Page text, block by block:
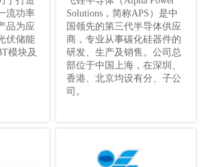
流功率
品为应
伏储能
模块及
Solutions，简称APS）是中
国领先的第三代半导体供应
商，专业从事碳化硅器件的
研发、生产及销售。公司总
部位于中国上海，在深圳、
香港、北京均设有分、子公
司。